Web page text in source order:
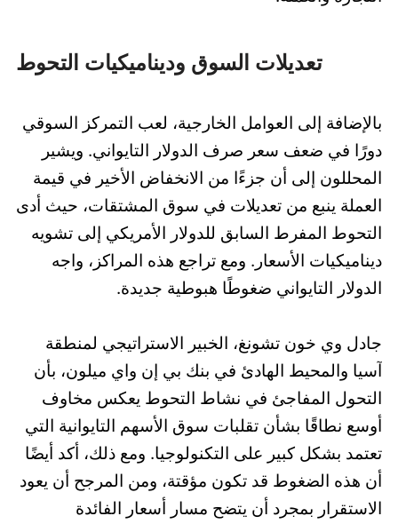
تعديلات السوق وديناميكيات التحوط
بالإضافة إلى العوامل الخارجية، لعب التمركز السوقي
دورًا في ضعف سعر صرف الدولار التايواني. ويشير
المحللون إلى أن جزءًا من الانخفاض الأخير في قيمة
العملة ينبع من تعديلات في سوق المشتقات، حيث أدى
التحوط المفرط السابق للدولار الأمريكي إلى تشويه
ديناميكيات الأسعار. ومع تراجع هذه المراكز، واجه
الدولار التايواني ضغوطًا هبوطية جديدة.
جادل وي خون تشونغ، الخبير الاستراتيجي لمنطقة
آسيا والمحيط الهادئ في بنك بي إن واي ميلون، بأن
التحول المفاجئ في نشاط التحوط يعكس مخاوف
أوسع نطاقًا بشأن تقلبات سوق الأسهم التايوانية التي
تعتمد بشكل كبير على التكنولوجيا. ومع ذلك، أكد أيضًا
أن هذه الضغوط قد تكون مؤقتة، ومن المرجح أن يعود
الاستقرار بمجرد أن يتضح مسار أسعار الفائدة